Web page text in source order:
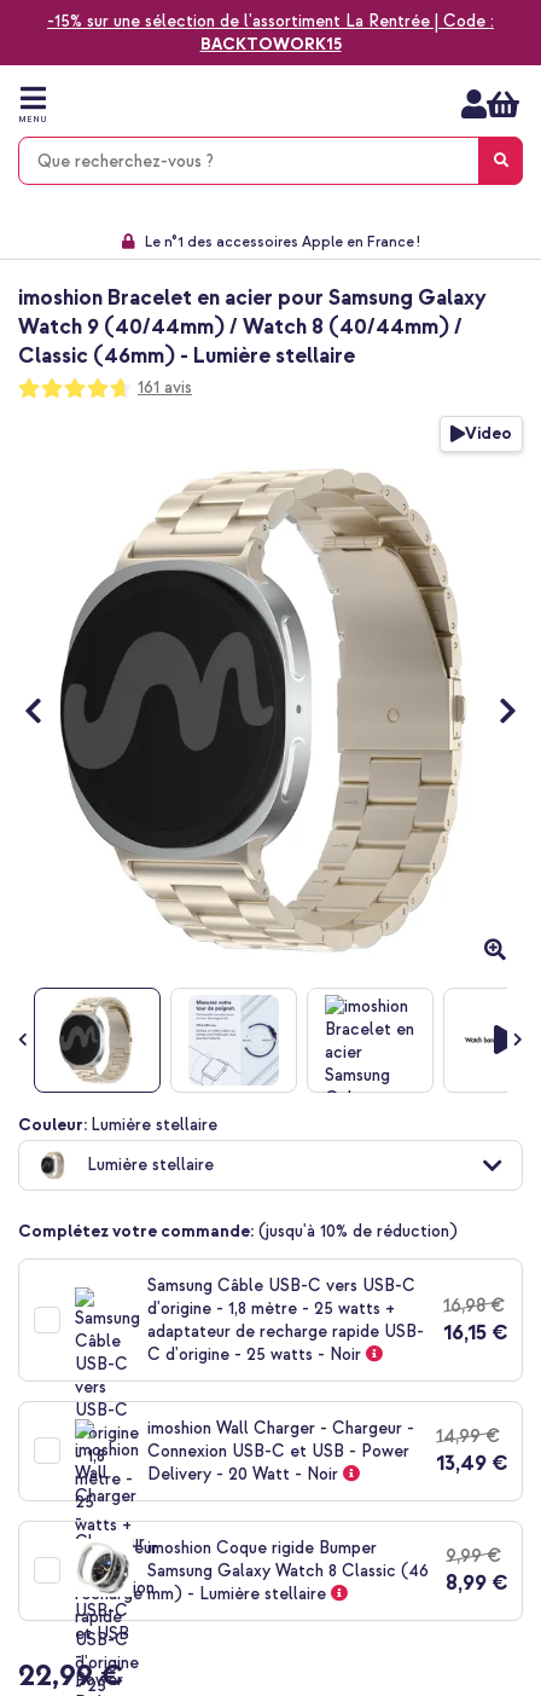
-15% sur une sélection de l'assortiment La Rentrée | Code :
BACKTOWORK15
Aller
contenu
MENU
Le n°1 des accessoires Apple en France !
imoshion Bracelet en acier pour Samsung Galaxy
Watch 9 (40/44mm) / Watch 8 (40/44mm) /
Classic (46mm) - Lumière stellaire
Notation:
93
100
161 avis
Video
Passer
au
début
de
Galerie
d’images
Couleur: Lumière stellaire
Lumière stellaire
Complétez votre commande: (jusqu'à 10% de réduction)
Samsung Câble USB-C vers USB-C
d'origine - 1,8 mètre - 25 watts +
adaptateur de recharge rapide USB-
C d'origine - 25 watts - Noir
16,98 €
16,15 €
imoshion Wall Charger - Chargeur -
Connexion USB-C et USB - Power
Delivery - 20 Watt - Noir
14,99 €
13,49 €
imoshion Coque rigide Bumper
Samsung Galaxy Watch 8 Classic (46
mm) - Lumière stellaire
9,99 €
8,99 €
22,99 €